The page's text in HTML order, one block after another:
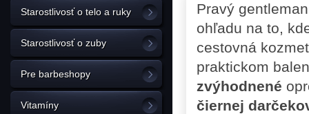
Starostlivosť o telo a ruky
Starostlivosť o zuby
Pre barbeshopy
Vitamíny
Pravý
ohľadu na to,
cestovná
praktickom
zvýhodnené
čiernej